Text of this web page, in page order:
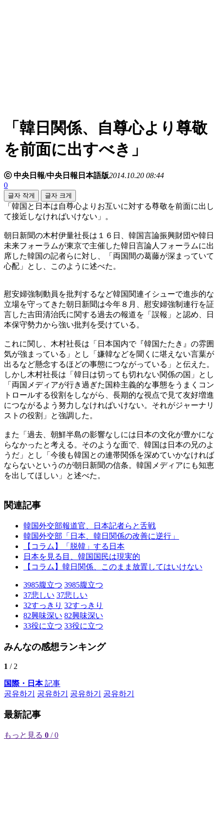
「韓日関係、自尊心より尊敬
を前面に出すべき」
ⓒ 中央日報/中央日報日本語版2014.10.20 08:44
0
글자 작게 글자 크게
「韓国と日本は自尊心よりお互いに対する尊敬を前面に出し
て接近しなければいけない」。
朝日新聞の木村伊量社長は１６日、韓国言論振興財団や韓日
未来フォーラムが東京で主催した韓日言論人フォーラムに出
席した韓国の記者らに対し、「両国間の葛藤が深まっていて
心配」とし、このように述べた。
慰安婦強制動員を批判するなど韓国関連イシューで進歩的な
立場を守ってきた朝日新聞は今年８月、慰安婦強制連行を証
言した吉田清治氏に関する過去の報道を「誤報」と認め、日
本保守勢力から強い批判を受けている。
これに関し、木村社長は「日本国内で『韓国たたき』の雰囲
気が強まっている」とし「嫌韓などを聞くに堪えない言葉が
出るなど懸念するほどの事態につながっている」と伝えた。
しかし木村社長は「韓日は切っても切れない関係の国」とし
「両国メディアが行き過ぎた国粋主義的な事態をうまくコン
トロールする役割をしながら、長期的な視点で見て友好増進
につながるよう努力しなければいけない。それがジャーナリ
ストの役割」と強調した。
また「過去、朝鮮半島の影響なしには日本の文化が豊かにな
らなかったと考える。そのような面で、韓国は日本の兄のよ
うだ」とし「今後も韓国との連帯関係を深めていかなければ
ならないというのが朝日新聞の信条。韓国メディアにも知恵
を出してほしい」と述べた。
関連記事
韓国外交部報道官、日本記者らと舌戦
韓国外交部「日本、韓日関係の改善に逆行」
【コラム】「脱韓」する日本
日本を見る目、韓国国民は現実的
【コラム】韓日関係、このまま放置してはいけない
3985腹立つ 3985腹立つ
37悲しい 37悲しい
32すっきり 32すっきり
82興味深い 82興味深い
33役に立つ 33役に立つ
みんなの感想ランキング
1 / 2
国際・日本記事
공유하기
공유하기 공유하기 공유하기
最新記事
もっと見る 0 / 0